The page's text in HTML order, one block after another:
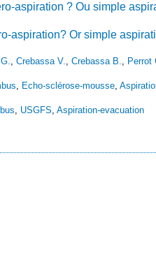
aspiration ? Ou simple
aspiration? Or simple
, Crebassa V., Crebassa B., Perrot
, Echo-sclérose-mousse,
, USGFS, Aspiration-evacuation